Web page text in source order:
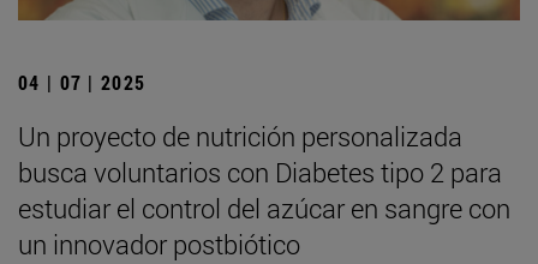
04 | 07 | 2025
Un proyecto de nutrición personalizada
busca voluntarios con Diabetes tipo 2 para
estudiar el control del azúcar en sangre con
un innovador postbiótico